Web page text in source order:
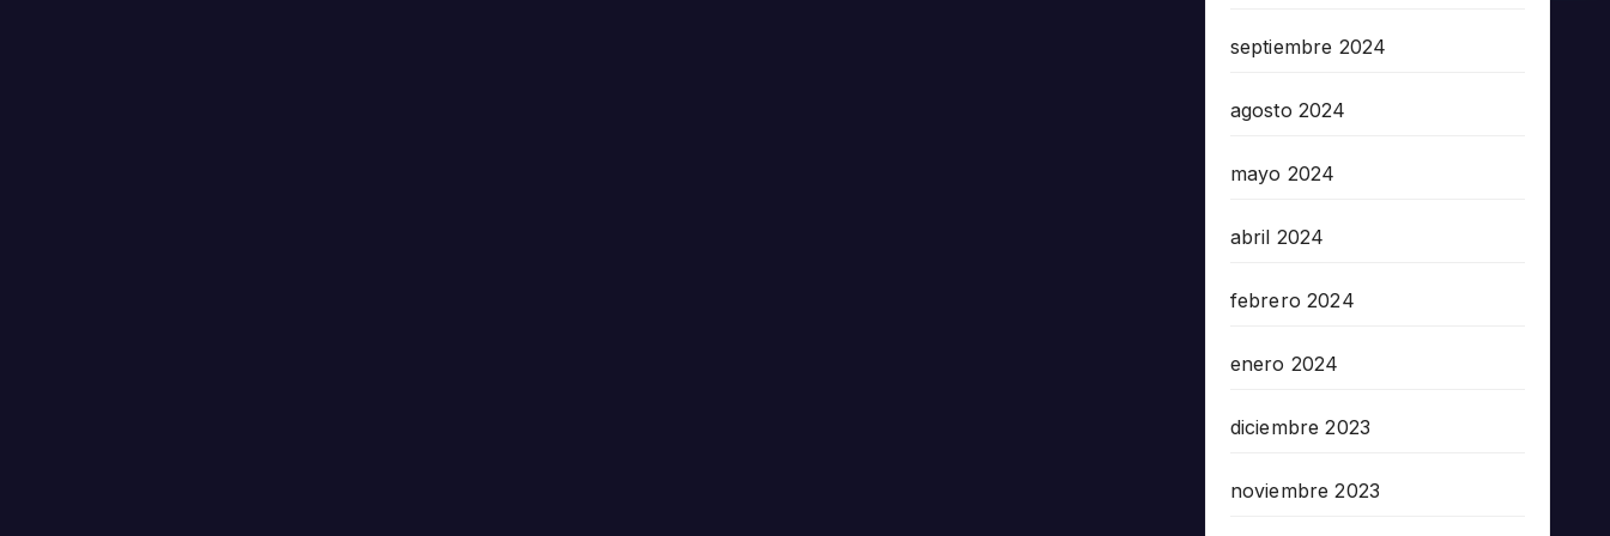
septiembre 2024
agosto 2024
mayo 2024
abril 2024
febrero 2024
enero 2024
diciembre 2023
noviembre 2023